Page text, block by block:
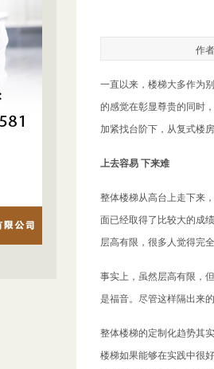
作
一直以来， 楼梯大多作为
的感觉在彰显尊贵的同时
加紧找台阶下，从复式楼
上去容易 下来难
整体楼梯从高台上走下来
面已经取得了比较大的成
层高有限，很多人觉得完
事实上，虽然层高有限，
是福音。尽管这样隔出来
整体楼梯的定制化趋势其
楼梯如果能够在实践中很